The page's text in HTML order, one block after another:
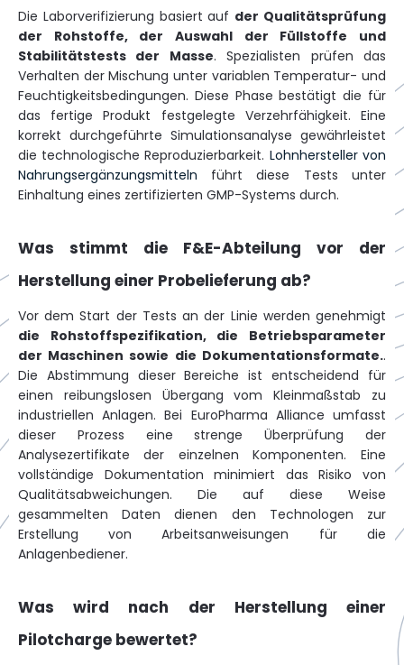
Die Laborverifizierung basiert auf der Qualitätsprüfung
der Rohstoffe, der Auswahl der Füllstoffe und
Stabilitätstests der Masse. Spezialisten prüfen das
Verhalten der Mischung unter variablen Temperatur- und
Feuchtigkeitsbedingungen. Diese Phase bestätigt die für
das fertige Produkt festgelegte Verzehrfähigkeit. Eine
korrekt durchgeführte Simulationsanalyse gewährleistet
die technologische Reproduzierbarkeit. Lohnhersteller von
Nahrungsergänzungsmitteln führt diese Tests unter
Einhaltung eines zertifizierten GMP-Systems durch.
Was stimmt die F&E-Abteilung vor der
Herstellung einer Probelieferung ab?
Vor dem Start der Tests an der Linie werden genehmigt
die Rohstoffspezifikation, die Betriebsparameter
der Maschinen sowie die Dokumentationsformate..
Die Abstimmung dieser Bereiche ist entscheidend für
einen reibungslosen Übergang vom Kleinmaßstab zu
industriellen Anlagen. Bei EuroPharma Alliance umfasst
dieser Prozess eine strenge Überprüfung der
Analysezertifikate der einzelnen Komponenten. Eine
vollständige Dokumentation minimiert das Risiko von
Qualitätsabweichungen. Die auf diese Weise
gesammelten Daten dienen den Technologen zur
Erstellung von Arbeitsanweisungen für die
Anlagenbediener.
Was wird nach der Herstellung einer
Pilotcharge bewertet?